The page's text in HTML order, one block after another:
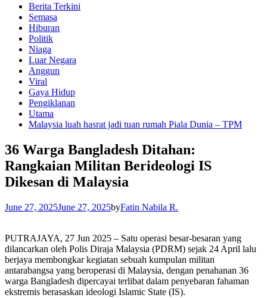
Berita Terkini
Semasa
Hiburan
Politik
Niaga
Luar Negara
Anggun
Viral
Gaya Hidup
Pengiklanan
Utama
Malaysia luah hasrat jadi tuan rumah Piala Dunia – TPM
36 Warga Bangladesh Ditahan:
Rangkaian Militan Berideologi IS
Dikesan di Malaysia
June 27, 2025June 27, 2025byFatin Nabila R.
PUTRAJAYA, 27 Jun 2025 – Satu operasi besar-besaran yang
dilancarkan oleh Polis Diraja Malaysia (PDRM) sejak 24 April lalu
berjaya membongkar kegiatan sebuah kumpulan militan
antarabangsa yang beroperasi di Malaysia, dengan penahanan 36
warga Bangladesh dipercayai terlibat dalam penyebaran fahaman
ekstremis berasaskan ideologi Islamic State (IS).